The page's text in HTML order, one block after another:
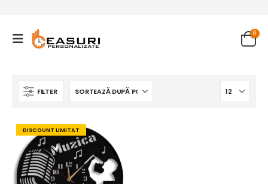
0
FILTER
DISCOUNT LIMITAT